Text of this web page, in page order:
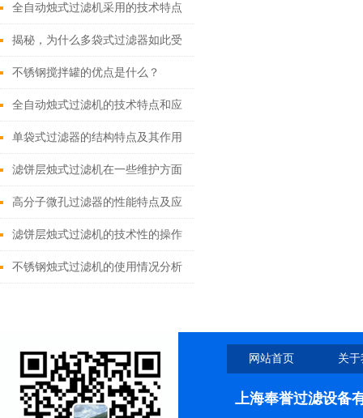
用
全自动烛式过滤机采用的技术特点
揭秘，为什么多袋式过滤器如此受
欢迎？
不锈钢搅拌罐的优点是什么？
全自动烛式过滤机的技术特点和应
用范围总结
单袋式过滤器的结构特点及其作用
滤饼层烛式过滤机在一些维护方面
的见解
高分子微孔过滤器的性能特点及应
用领域
滤饼层烛式过滤机的技术性的操作
问题解决
不锈钢烛式过滤机的使用情况分析
网站首页 关
上海奉誉过滤设备